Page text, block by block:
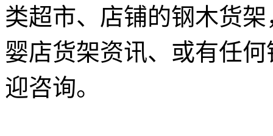
类超市、店铺的钢木货
婴店货架资讯、或有任
迎咨询。